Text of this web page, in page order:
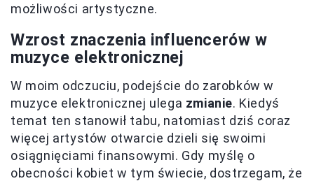
możliwości artystyczne.
Wzrost znaczenia influencerów w
muzyce elektronicznej
W moim odczuciu, podejście do zarobków w
muzyce elektronicznej ulega zmianie. Kiedyś
temat ten stanowił tabu, natomiast dziś coraz
więcej artystów otwarcie dzieli się swoimi
osiągnięciami finansowymi. Gdy myślę o
obecności kobiet w tym świecie, dostrzegam, że